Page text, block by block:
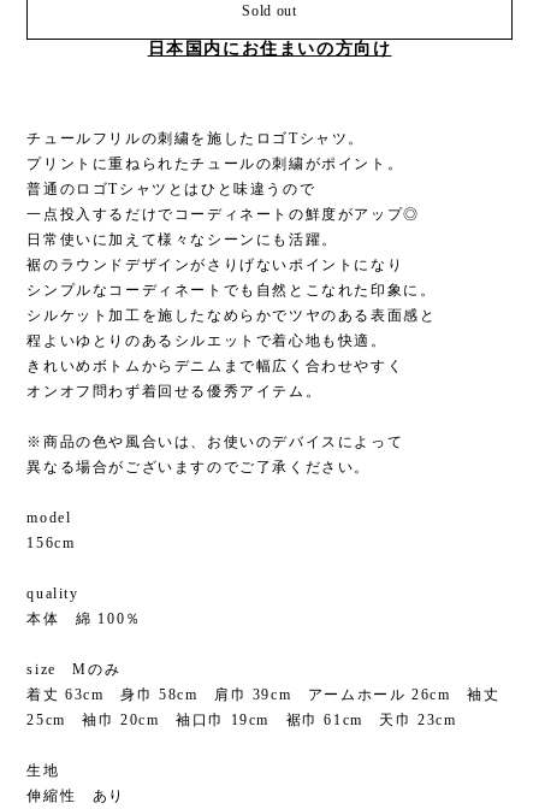
Sold out
日本国内にお住まいの方向け
チュールフリルの刺繍を施したロゴTシャツ。
プリントに重ねられたチュールの刺繍がポイント。
普通のロゴTシャツとはひと味違うので
一点投入するだけでコーディネートの鮮度がアップ◎
日常使いに加えて様々なシーンにも活躍。
裾のラウンドデザインがさりげないポイントになり
シンプルなコーディネートでも自然とこなれた印象に。
シルケット加工を施したなめらかでツヤのある表面感と
程よいゆとりのあるシルエットで着心地も快適。
きれいめボトムからデニムまで幅広く合わせやすく
オンオフ問わず着回せる優秀アイテム。
※商品の色や風合いは、お使いのデバイスによって
異なる場合がございますのでご了承ください。
model
156cm
quality
本体 綿 100％
size Mのみ
着丈 63cm 身巾 58cm 肩巾 39cm アームホール 26cm 袖丈
25cm 袖巾 20cm 袖口巾 19cm 裾巾 61cm 天巾 23cm
生地
伸縮性 あり